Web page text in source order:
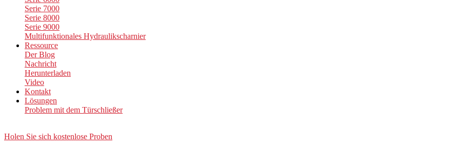
Serie 7000
Serie 8000
Serie 9000
Multifunktionales Hydraulikscharnier
Ressource
Der Blog
Nachricht
Herunterladen
Video
Kontakt
Lösungen
Problem mit dem Türschließer
Holen Sie sich kostenlose Proben